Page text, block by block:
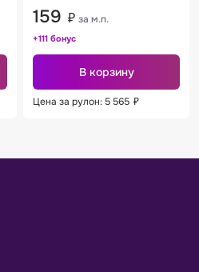
159 ₽ за м.п.
+111 бонус
В корзину
Цена за рулон: 5 565 ₽